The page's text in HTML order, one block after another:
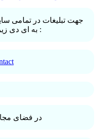
جهت تبلیغات در تمامی
به ای دی زیر در تلگرام پیام دهید :
در فضای